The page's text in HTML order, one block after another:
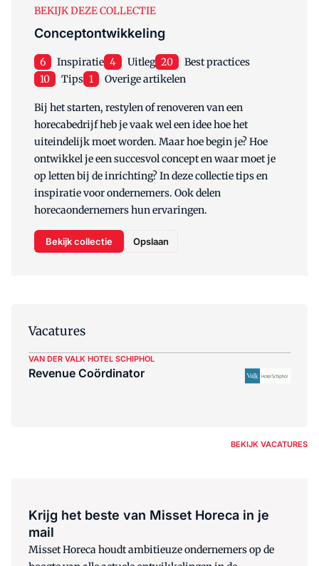
BEKIJK DEZE COLLECTIE
Conceptontwikkeling
6 Inspiratie 4 Uitleg 20
Best practices
10
Tips 1 Overige artikelen
Bij het starten, restylen of renoveren van een
horecabedrijf heb je vaak wel een idee hoe het
uiteindelijk moet worden. Maar hoe begin je? Hoe
ontwikkel je een succesvol concept en waar moet je
op letten bij de inrichting? In deze collectie tips en
inspiratie voor ondernemers. Ook delen
horecaondernemers hun ervaringen.
Bekijk collectie Opslaan
Vacatures
VAN DER VALK HOTEL SCHIPHOL
Revenue Coördinator
BEKIJK VACATURES
Krijg het beste van Misset Horeca in je
mail
Misset Horeca houdt ambitieuze ondernemers op de